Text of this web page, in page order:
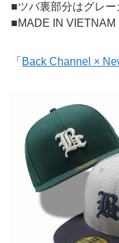
■ツバ裏部分はグレー
■MADE IN VIETNAM
「 Back Channel ×